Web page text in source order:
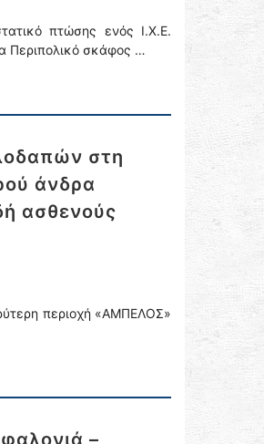
πτώσης ενός Ι.Χ.Ε.
Περιπολικό σκάφος …
στη
άνδρα
ασθενούς
περιοχή «ΑΜΠΕΛΟΣ»
–